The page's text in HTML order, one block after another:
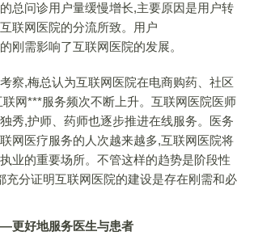
总问诊用户量缓慢增长,主要原因是用户转
联网医院的分流所致。用户
的刚需影响了互联网医院的发展。
,梅总认为互联网医院在电商购药、社区
联网***服务频次不断上升。互联网医院医师
秀,护师、药师也逐步推进在线服务。医务
网医疗服务的人次越来越多,互联网医院将
业的重要场所。不管这样的趋势是阶段性
充分证明互联网医院的建设是存在刚需和必
更好地服务医生与患者